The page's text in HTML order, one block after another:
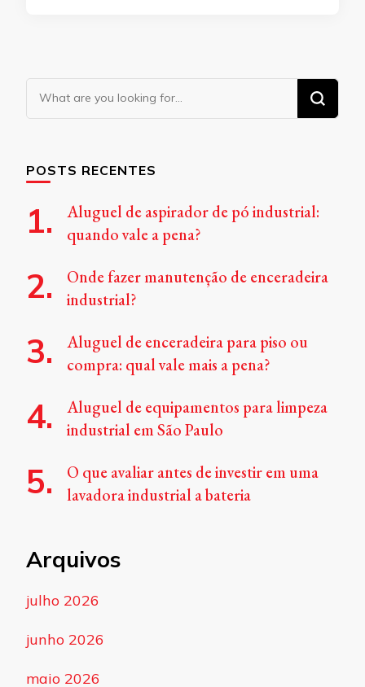
Looking
POSTS RECENTES
Aluguel de aspirador de pó industrial:
quando vale a pena?
Onde fazer manutenção de enceradeira
industrial?
Aluguel de enceradeira para piso ou
compra: qual vale mais a pena?
Aluguel de equipamentos para limpeza
industrial em São Paulo
O que avaliar antes de investir em uma
lavadora industrial a bateria
Arquivos
julho 2026
junho 2026
maio 2026